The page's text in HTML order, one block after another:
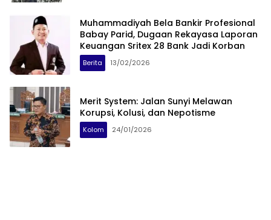
Muhammadiyah Bela Bankir Profesional
Babay Parid, Dugaan Rekayasa Laporan
Keuangan Sritex 28 Bank Jadi Korban
Berita 13/02/2026
Merit System: Jalan Sunyi Melawan
Korupsi, Kolusi, dan Nepotisme
Kolom 24/01/2026